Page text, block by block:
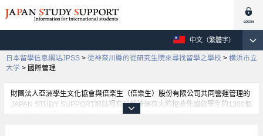
中文（繁體字）
日本留學信息網站JPSS > 從神奈川縣的從研究生院來尋找留學之學校 > 横浜市立
大学 > 國際管理
財團法人亞洲學生文化協會與倍楽生（倍樂生）股份有限公司共同營運管理的
JAPAN STUDY SUPPORT網站裡有刊載著現有大約招收外國留學生的1300個
學校的大學學部、大學院、短期大學、專門學校的招生訊息。